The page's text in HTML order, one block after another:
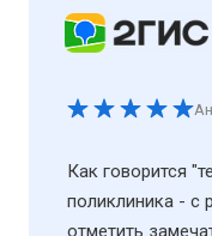
Как говорится
поликлиника - с
отметить